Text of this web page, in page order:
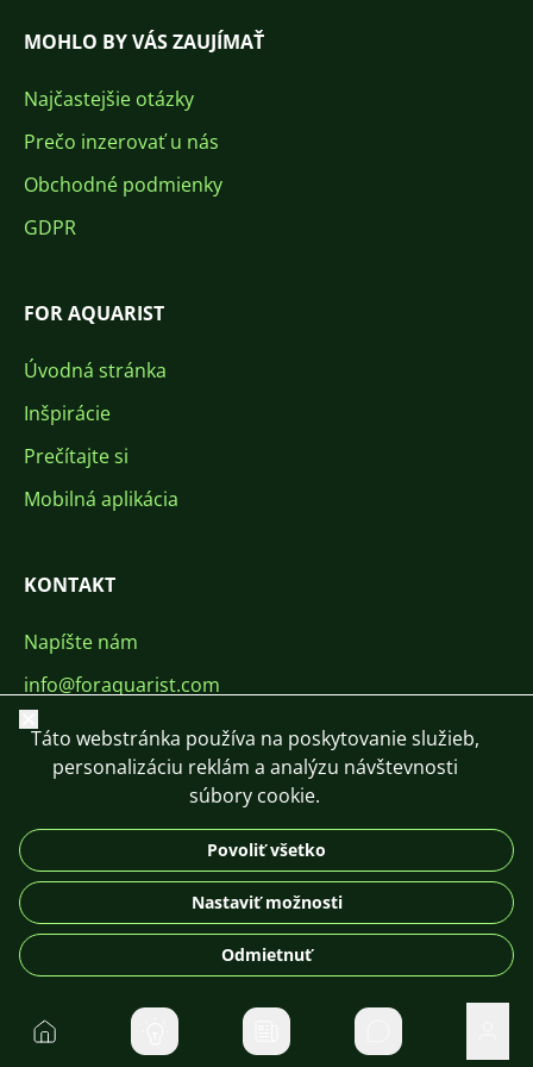
MOHLO BY VÁS ZAUJÍMAŤ
Najčastejšie otázky
Prečo inzerovať u nás
Obchodné podmienky
GDPR
FOR AQUARIST
Úvodná stránka
Inšpirácie
Prečítajte si
Mobilná aplikácia
KONTAKT
Napíšte nám
info@foraquarist.com
+420 603 449 602
DE
© 2026 For Aquarist
Domov Súkromné správy
Zavrieť
Táto webstránka používa na poskytovanie služieb,
personalizáciu reklám a analýzu návštevnosti
súbory cookie.
Povoliť všetko
Nastaviť možnosti
Odmietnuť